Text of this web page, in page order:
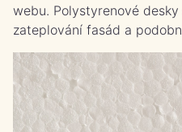
webu. Polystyrenové
zateplování fasád a